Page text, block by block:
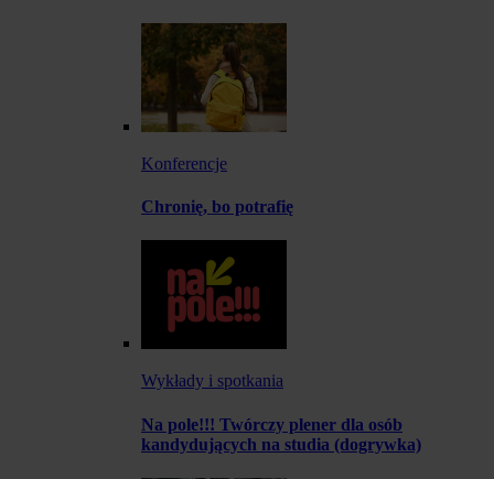
Konferencje
Chronię, bo potrafię
Wykłady i spotkania
Na pole!!! Twórczy plener dla osób
kandydujących na studia (dogrywka)